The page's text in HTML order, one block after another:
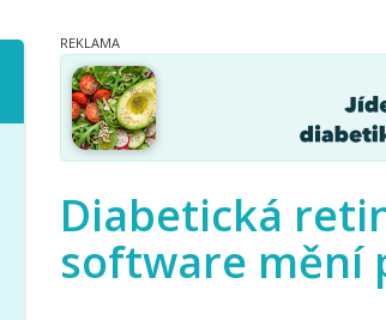
Diabetická
software mění